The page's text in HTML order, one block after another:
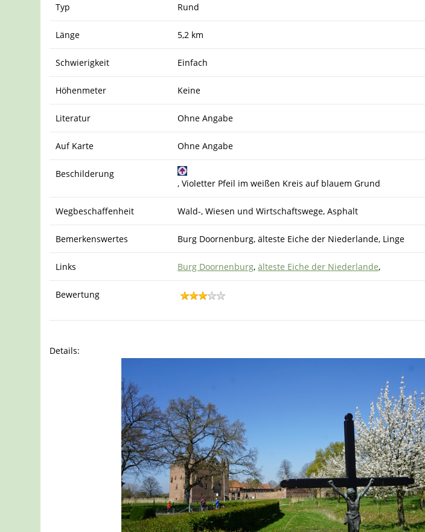
Typ Rund
Länge 5,2 km
Schwierigkeit Einfach
Höhenmeter Keine
Literatur Ohne Angabe
Auf Karte Ohne Angabe
Beschilderung
, Violetter Pfeil im weißen Kreis auf blauem Grund
Wegbeschaffenheit Wald-, Wiesen und Wirtschaftswege, Asphalt
Bemerkenswertes Burg Doornenburg, älteste Eiche der Niederlande, Linge
Links Burg Doornenburg,älteste Eiche der Niederlande,
Bewertung
Details: